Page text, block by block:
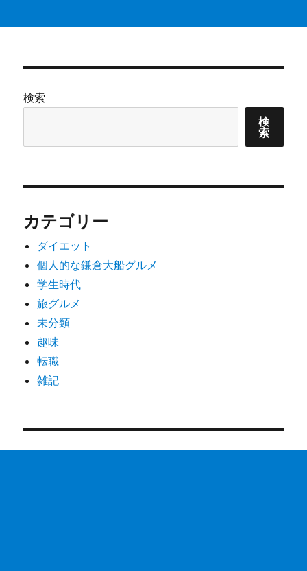
検索
検
索
カテゴリー
ダイエット
個人的な鎌倉大船グルメ
学生時代
旅グルメ
未分類
趣味
転職
雑記